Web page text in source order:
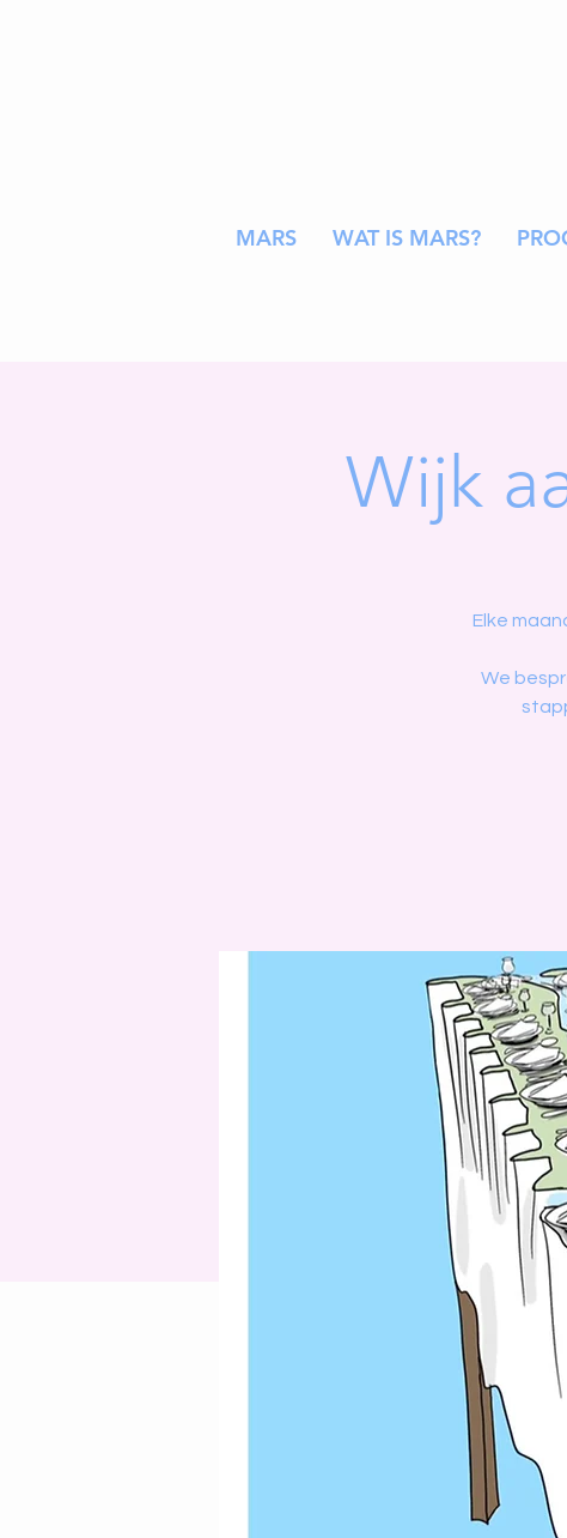
MARS WAT IS MARS?
Wijk
Elke
We